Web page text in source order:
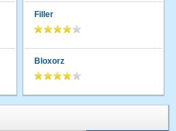
Filler
Bloxorz